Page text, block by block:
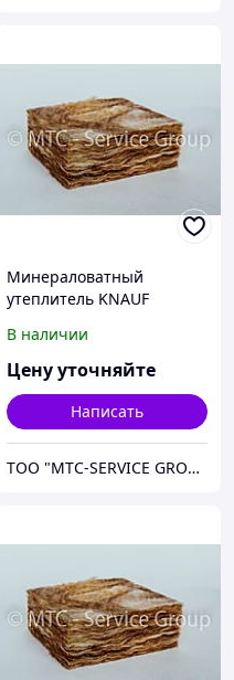
Минераловатный
утеплитель KNAUF
Aquastatik (21,6 м2)
В наличии
Цену уточняйте
Написать
ТОО "МТС-SERVICE GROUP"